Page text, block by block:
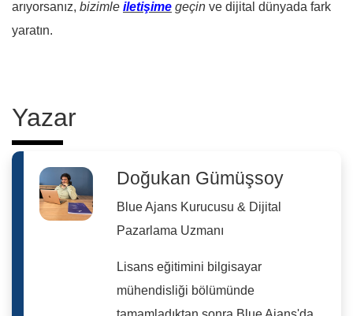
arıyorsanız, bizimle iletişime geçin ve dijital dünyada fark
yaratın.
Yazar
Doğukan Gümüşsoy
Blue Ajans Kurucusu & Dijital
Pazarlama Uzmanı
Lisans eğitimini bilgisayar
mühendisliği bölümünde